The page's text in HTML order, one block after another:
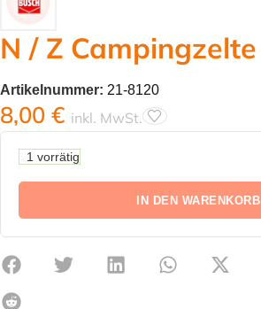
N / Z Campingzelte
Artikelnummer: 21-8120
8,00 € inkl. MwSt.
1 vorrätig
IN DEN WARENKORB